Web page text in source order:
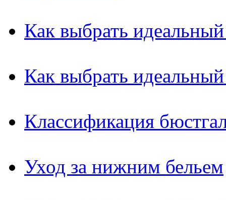
Как выбрать
Как выбрать
Классификация
Уход за нижним бельем